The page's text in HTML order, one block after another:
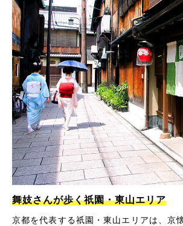
舞妓さんが歩く祇園・東山エリア
京都を代表する祇園・東山エリアは、京